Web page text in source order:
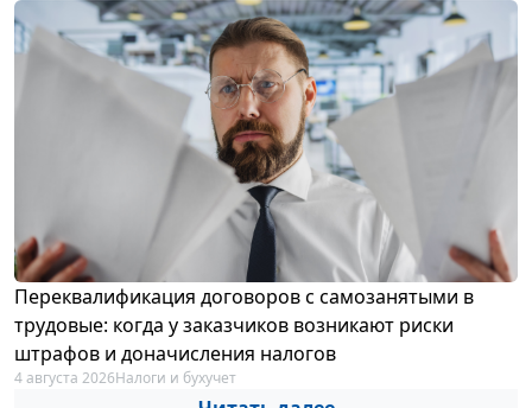
Переквалификация договоров с самозанятыми в
трудовые: когда у заказчиков возникают риски
штрафов и доначисления налогов
4 августа 2026Налоги и бухучет